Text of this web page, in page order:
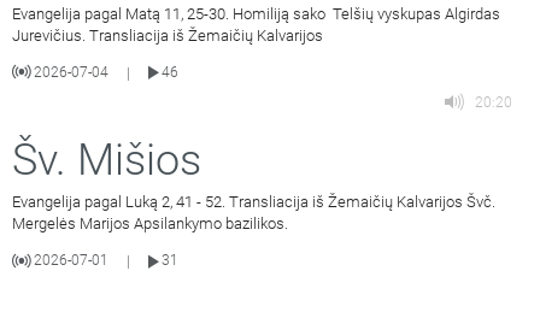
Evangelija pagal Matą 11, 25-30. Homiliją sako Telšių vyskupas Algirdas
Jurevičius. Transliacija iš Žemaičių Kalvarijos
2026-07-04 |
46
20:20
Šv. Mišios
Evangelija pagal Luką 2, 41 - 52. Transliacija iš Žemaičių Kalvarijos Švč.
Mergelės Marijos Apsilankymo bazilikos.
2026-07-01 31